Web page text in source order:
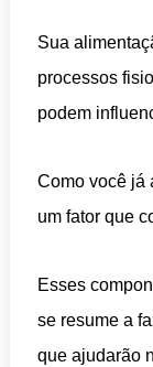
Sua
processos
podem
Como você já
um fator que
Esses
se resume a
que ajudarão